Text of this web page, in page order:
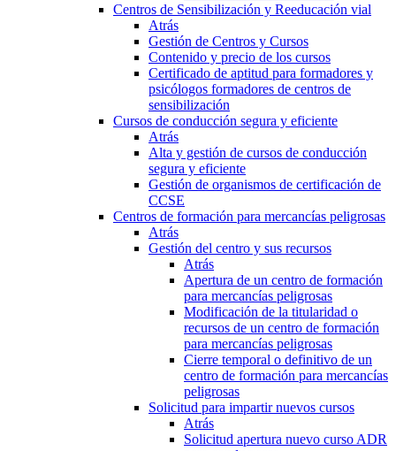
Centros de Sensibilización y Reeducación vial
Atrás
Gestión de Centros y Cursos
Contenido y precio de los cursos
Certificado de aptitud para formadores y
psicólogos formadores de centros de
sensibilización
Cursos de conducción segura y eficiente
Atrás
Alta y gestión de cursos de conducción
segura y eficiente
Gestión de organismos de certificación de
CCSE
Centros de formación para mercancías peligrosas
Atrás
Gestión del centro y sus recursos
Atrás
Apertura de un centro de formación
para mercancías peligrosas
Modificación de la titularidad o
recursos de un centro de formación
para mercancías peligrosas
Cierre temporal o definitivo de un
centro de formación para mercancías
peligrosas
Solicitud para impartir nuevos cursos
Atrás
Solicitud apertura nuevo curso ADR